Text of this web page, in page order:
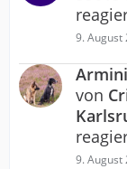
9. August
von
9. August